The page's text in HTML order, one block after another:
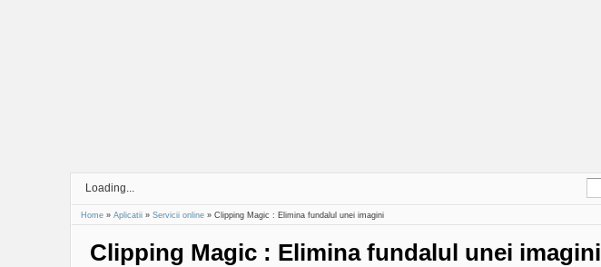
Loading...
Home » Aplicatii » Servicii online » Clipping Magic : Elimina fundalul unei imagini
Clipping Magic : Elimina fundalul unei imagini